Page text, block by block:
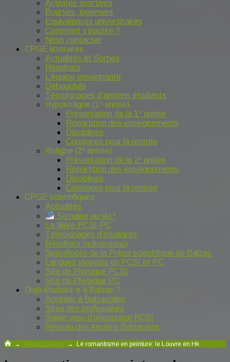
Activités sportives
Bourses, logement
Equivalences universitaires
Comment s’inscrire ?
Nous contacter
CPGE littéraires
Actualités et Sorties
Résultats
L’équipe enseignante
Débouchés
Témoignages d’anciens étudiants
Hypokhâgne (1º année)
Présentation de la 1º année
Répartition des enseignements
Disciplines
Consignes pour la rentrée
Khâgne (2º année)
Présentation de la 2º année
Répartition des enseignements
Disciplines
Consignes pour la rentrée
CPGE scientifiques
Actualités
Semaine au ski !
La filière PCSI-PC
Témoignages d’étudiants
Résultats (admissions)
Spécificités de la Prépa scientifique de Balzac
Langues vivantes en PCSI et PC
Site de Physique PCSI
Site de Physique PC
Déjà étudiant·e à Balzac ?
Accéder à Balzacolles
Sites des professeurs
Saisie vœu d’orientation PCSI
Réseau des Anciens Balzaciens
→ → Le romantisme en peinture: le Louvre en Hk